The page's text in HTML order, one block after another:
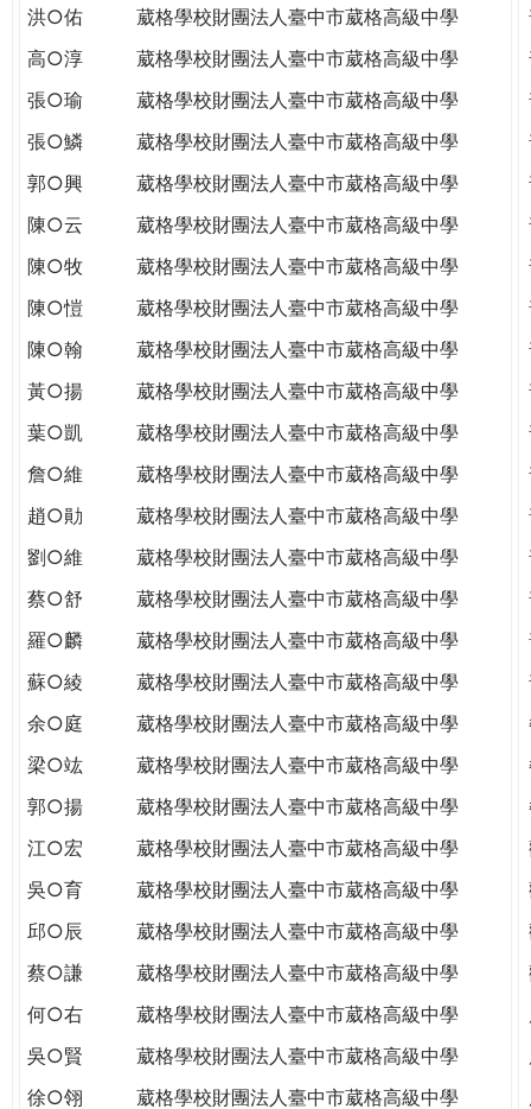
洪○佑
葳格學校財團法人臺中市葳格高級中學
高○淳
葳格學校財團法人臺中市葳格高級中學
張○瑜
葳格學校財團法人臺中市葳格高級中學
張○鱗
葳格學校財團法人臺中市葳格高級中學
郭○興
葳格學校財團法人臺中市葳格高級中學
陳○云
葳格學校財團法人臺中市葳格高級中學
陳○牧
葳格學校財團法人臺中市葳格高級中學
陳○愷
葳格學校財團法人臺中市葳格高級中學
陳○翰
葳格學校財團法人臺中市葳格高級中學
黃○揚
葳格學校財團法人臺中市葳格高級中學
葉○凱
葳格學校財團法人臺中市葳格高級中學
詹○維
葳格學校財團法人臺中市葳格高級中學
趙○勛
葳格學校財團法人臺中市葳格高級中學
劉○維
葳格學校財團法人臺中市葳格高級中學
蔡○舒
葳格學校財團法人臺中市葳格高級中學
羅○麟
葳格學校財團法人臺中市葳格高級中學
蘇○綾
葳格學校財團法人臺中市葳格高級中學
余○庭
葳格學校財團法人臺中市葳格高級中學
梁○竑
葳格學校財團法人臺中市葳格高級中學
郭○揚
葳格學校財團法人臺中市葳格高級中學
江○宏
葳格學校財團法人臺中市葳格高級中學
吳○育
葳格學校財團法人臺中市葳格高級中學
邱○辰
葳格學校財團法人臺中市葳格高級中學
蔡○謙
葳格學校財團法人臺中市葳格高級中學
何○右
葳格學校財團法人臺中市葳格高級中學
吳○賢
葳格學校財團法人臺中市葳格高級中學
徐○翎
葳格學校財團法人臺中市葳格高級中學